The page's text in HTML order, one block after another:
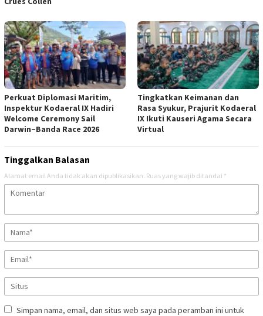
Perkuat Diplomasi Maritim,
Inspektur Kodaeral IX Hadiri
Welcome Ceremony Sail
Darwin–Banda Race 2026
Tingkatkan Keimanan dan
Rasa Syukur, Prajurit Kodaeral
IX Ikuti Kauseri Agama Secara
Virtual
Tinggalkan Balasan
Alamat email Anda tidak akan dipublikasikan. Ruas yang wajib ditandai *
Simpan nama, email, dan situs web saya pada peramban ini untuk